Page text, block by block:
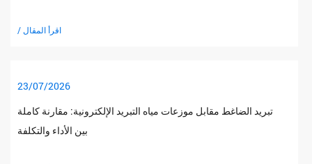
/ اقرأ المقال
23/07/2026
تبريد الضاغط مقابل موزعات مياه التبريد الإلكترونية: مقارنة كاملة
بين الأداء والتكلفة